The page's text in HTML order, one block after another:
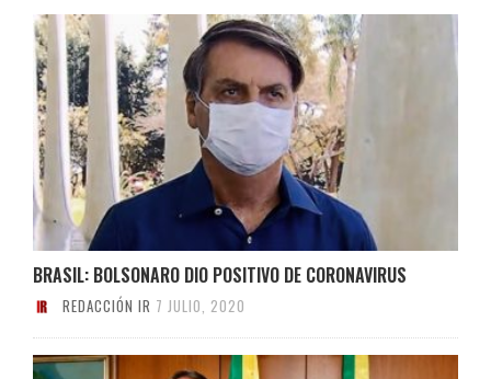
BRASIL: BOLSONARO DIO POSITIVO DE CORONAVIRUS
REDACCIÓN IR 7 JULIO, 2020